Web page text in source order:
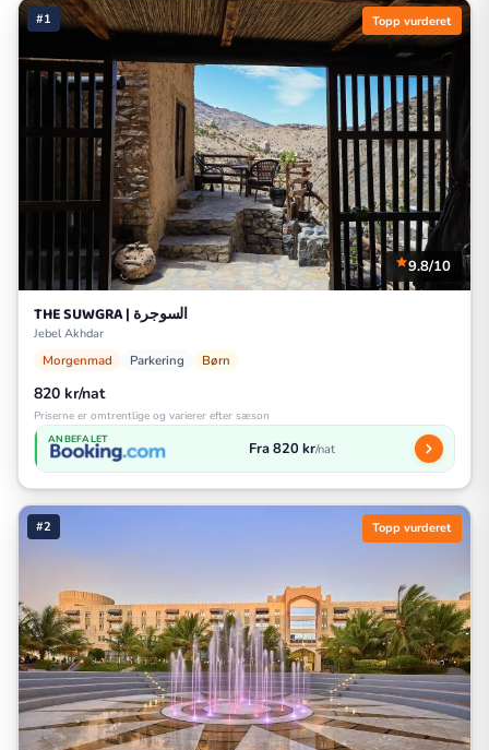
#1 Topp vurderet
9.8/10
THE SUWGRA | السوجرة
Jebel Akhdar
Morgenmad Parkering Børn
820 kr/nat
Priserne er omtrentlige og varierer efter sæson
ANBEFALET Fra 820 kr/nat
#2 Topp vurderet